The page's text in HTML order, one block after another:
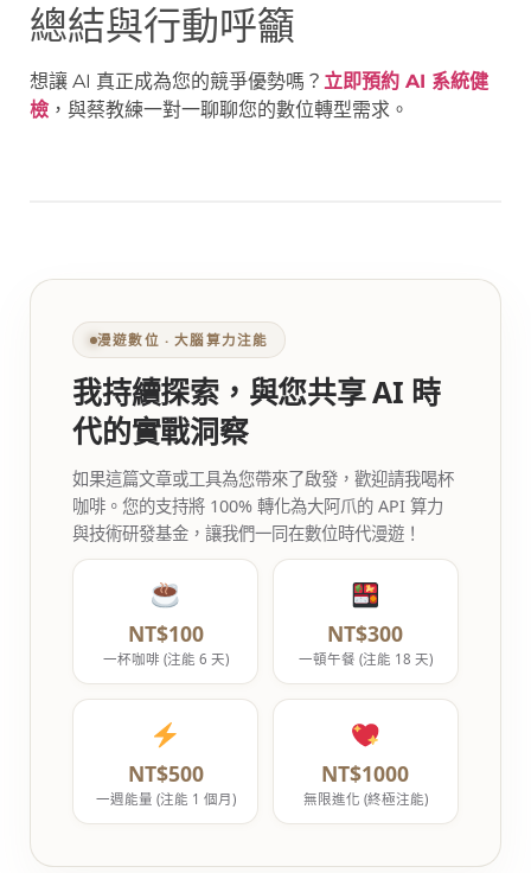
總結與行動呼籲
想讓 AI 真正成為您的競爭優勢嗎？ 立即預約 AI 系統健
檢 ，與蔡教練一對一聊聊您的數位轉型需求。
漫遊數位 ‧ 大腦算力注能
我持續探索，與您共享 AI 時
代的實戰洞察
如果這篇文章或工具為您帶來了啟發，歡迎請我喝杯
咖啡。您的支持將 100% 轉化為大阿爪的 API 算力
與技術研發基金，讓我們一同在數位時代漫遊！
NT$100
一杯咖啡 (注能 6 天)
NT$300
一頓午餐 (注能 18 天)
NT$500
一週能量 (注能 1 個月)
NT$1000
無限進化 (終極注能)